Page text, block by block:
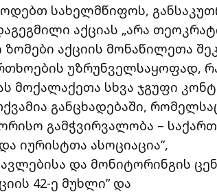
სახელმწიფოს,
აქციას „არა
აქციის მონაწილეთა
უზრუნველსაყოფად,
მოქალაქეთა სხვა ჯგუფი
განცხადებაში,
გამჭვირვალობა –
იურისტთა ასოციაცია”,
და მონიტორინგის
42-ე მუხლი” და